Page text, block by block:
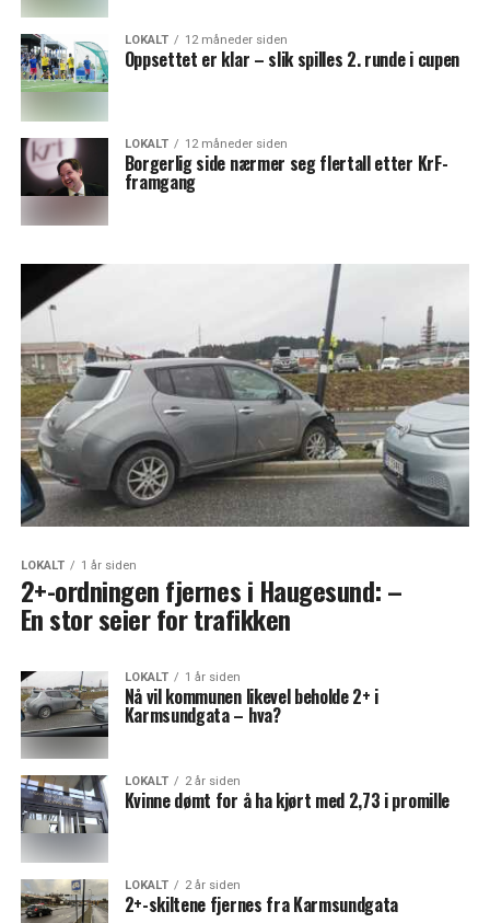
LOKALT 12 måneder siden
Oppsettet er klar – slik spilles 2. runde i cupen
LOKALT 12 måneder siden
Borgerlig side nærmer seg flertall etter KrF-
framgang
LOKALT 1 år siden
2+-ordningen fjernes i Haugesund: –
En stor seier for trafikken
LOKALT 1 år siden
Nå vil kommunen likevel beholde 2+ i
Karmsundgata – hva?
LOKALT 2 år siden
Kvinne dømt for å ha kjørt med 2,73 i promille
LOKALT 2 år siden
2+-skiltene fjernes fra Karmsundgata